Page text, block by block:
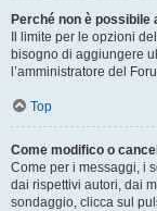
Perché non è
Il limite per le opzioni
bisogno di aggiungere
l’amministratore del
Top
Come modifico o
Come per i messaggi, i
dai rispettivi autori, dai
sondaggio, clicca sul